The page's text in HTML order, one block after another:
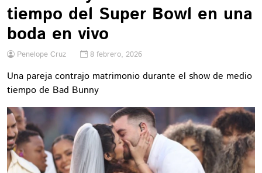
tiempo del Super Bowl en una
boda en vivo
Penelope Cruz 8 febrero, 2026
Una pareja contrajo matrimonio durante el show de medio
tiempo de Bad Bunny